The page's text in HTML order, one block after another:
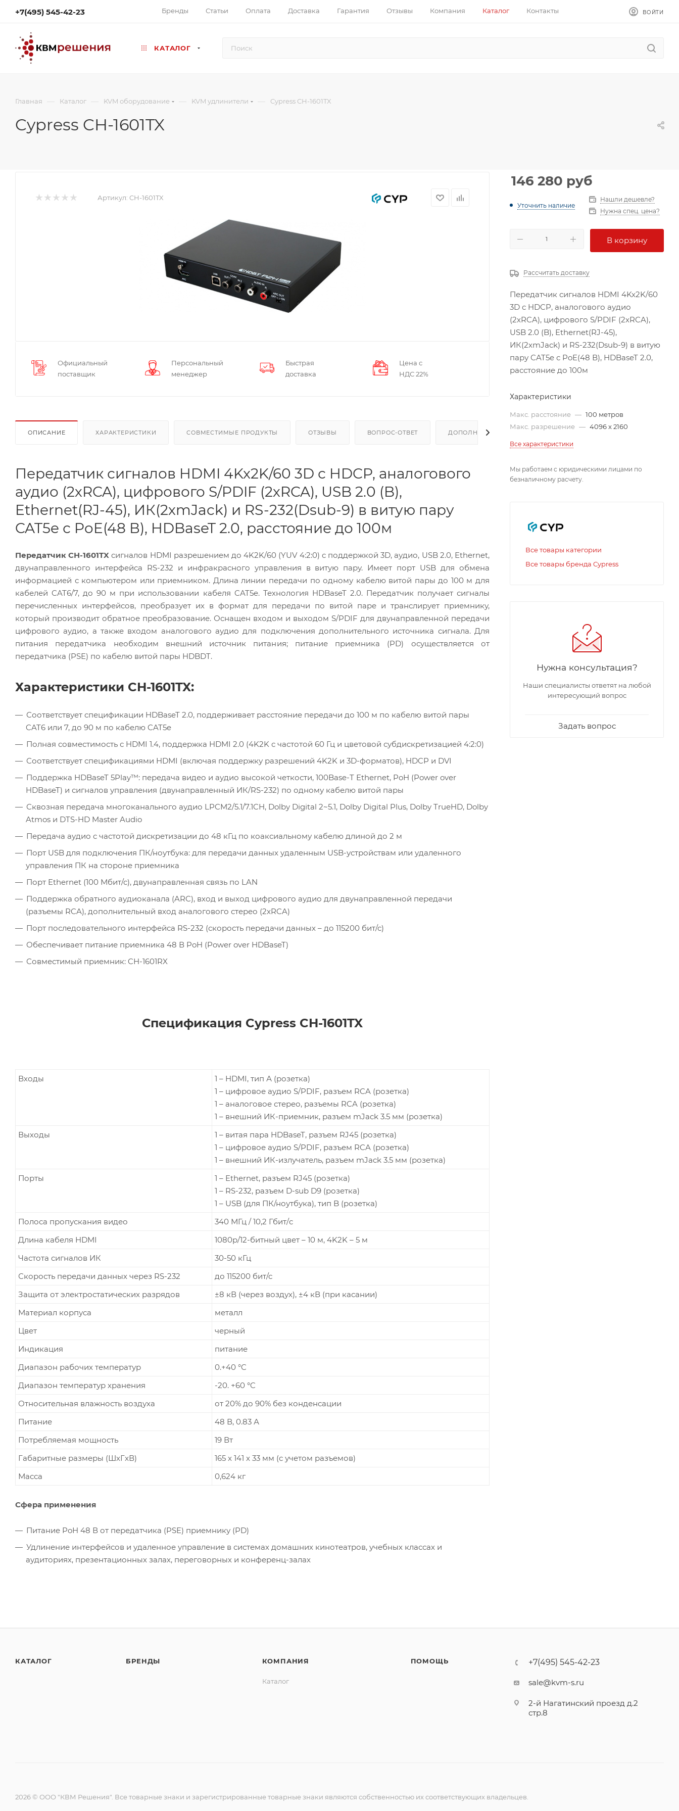
+7(495) 545-42-23 Бренды Статьи Оплата Доставка Гарантия Отзывы Компания Каталог Контакты ВОЙТИ
КАТАЛОГ
Главная — Каталог — KVM оборудование — KVM удлинители — Cypress CH-1601TX
Cypress CH-1601TX
Артикул: CH-1601TX
Официальный
поставщик
Персональный
менеджер
Быстрая
доставка
Цена с
НДС 22%
ОПИСАНИЕ ХАРАКТЕРИСТИКИ СОВМЕСТИМЫЕ ПРОДУКТЫ ОТЗЫВЫ ВОПРОС-ОТВЕТ ДОПОЛНИТЕЛЬНО
Передатчик сигналов HDMI 4Kx2K/60 3D с HDCP, аналогового
аудио (2хRCA), цифрового S/PDIF (2хRCA), USB 2.0 (B),
Ethernet(RJ-45), ИК(2хmJack) и RS-232(Dsub-9) в витую пару
CAT5e с PoE(48 В), HDBaseT 2.0, расстояние до 100м
Передатчик CH-1601TX сигналов HDMI разрешением до 4K2K/60 (YUV 4:2:0) с поддержкой 3D, аудио, USB 2.0, Ethernet,
двунаправленного интерфейса RS-232 и инфракрасного управления в витую пару. Имеет порт USB для обмена
информацией с компьютером или приемником. Длина линии передачи по одному кабелю витой пары до 100 м для
кабелей CAT6/7, до 90 м при использовании кабеля CAT5e. Технология HDBaseT 2.0. Передатчик получает сигналы
перечисленных интерфейсов, преобразует их в формат для передачи по витой паре и транслирует приемнику,
который производит обратное преобразование. Оснащен входом и выходом S/PDIF для двунаправленной передачи
цифрового аудио, а также входом аналогового аудио для подключения дополнительного источника сигнала. Для
питания передатчика необходим внешний источник питания; питание приемника (PD) осуществляется от
передатчика (PSE) по кабелю витой пары HDBDT.
Характеристики CH-1601TX:
Соответствует спецификации HDBaseT 2.0, поддерживает расстояние передачи до 100 м по кабелю витой пары
CAT6 или 7, до 90 м по кабелю CAT5e
Полная совместимость с HDMI 1.4, поддержка HDMI 2.0 (4K2K с частотой 60 Гц и цветовой субдискретизацией 4:2:0)
Соответствует спецификациями HDMI (включая поддержку разрешений 4K2K и 3D-форматов), HDCP и DVI
Поддержка HDBaseT 5Play™: передача видео и аудио высокой четкости, 100Base-T Ethernet, PoH (Power over
HDBaseT) и сигналов управления (двунаправленный ИК/RS-232) по одному кабелю витой пары
Сквозная передача многоканального аудио LPCM2/5.1/7.1CH, Dolby Digital 2~5.1, Dolby Digital Plus, Dolby TrueHD, Dolby
Atmos и DTS-HD Master Audio
Передача аудио с частотой дискретизации до 48 кГц по коаксиальному кабелю длиной до 2 м
Порт USB для подключения ПК/ноутбука: для передачи данных удаленным USB-устройствам или удаленного
управления ПК на стороне приемника
Порт Ethernet (100 Мбит/с), двунаправленная связь по LAN
Поддержка обратного аудиоканала (ARC), вход и выход цифрового аудио для двунаправленной передачи
(разъемы RCA), дополнительный вход аналогового стерео (2xRCA)
Порт последовательного интерфейса RS-232 (скорость передачи данных – до 115200 бит/с)
Обеспечивает питание приемника 48 В PoH (Power over HDBaseT)
Совместимый приемник: CH-1601RX
Спецификация Cypress CH-1601TX
Входы
1 – HDMI, тип А (розетка)
1 – цифровое аудио S/PDIF, разъем RCA (розетка)
1 – аналоговое стерео, разъемы RCA (розетка)
1 – внешний ИК-приемник, разъем mJack 3.5 мм (розетка)
Выходы
1 – витая пара HDBaseT, разъем RJ45 (розетка)
1 – цифровое аудио S/PDIF, разъем RCA (розетка)
1 – внешний ИК-излучатель, разъем mJack 3.5 мм (розетка)
Порты
1 – Ethernet, разъем RJ45 (розетка)
1 – RS-232, разъем D-sub D9 (розетка)
1 – USB (для ПК/ноутбука), тип B (розетка)
Полоса пропускания видео
340 МГц / 10,2 Гбит/c
Длина кабеля HDMI
1080p/12-битный цвет – 10 м, 4K2K – 5 м
Частота сигналов ИК
30-50 кГц
Скорость передачи данных через RS-232
до 115200 бит/с
Защита от электростатических разрядов
±8 кВ (через воздух), ±4 кВ (при касании)
Материал корпуса
металл
Цвет
черный
Индикация
питание
Диапазон рабочих температур
0.+40 °C
Диапазон температур хранения
-20. +60 °C
Относительная влажность воздуха
от 20% до 90% без конденсации
Питание
48 В, 0.83 А
Потребляемая мощность
19 Вт
Габаритные размеры (ШxГxВ)
165 x 141 x 33 мм (с учетом разъемов)
Масса
0,624 кг
Сфера применения
Питание PoH 48 В от передатчика (PSE) приемнику (PD)
Удлинение интерфейсов и удаленное управление в системах домашних кинотеатров, учебных классах и
аудиториях, презентационных залах, переговорных и конференц-залах
146 280 руб
Уточнить наличие
Нашли дешевле?
Нужна спец. цена?
В корзину
Рассчитать доставку
Передатчик сигналов HDMI 4Kx2K/60
3D с HDCP, аналогового аудио
(2хRCA), цифрового S/PDIF (2хRCA),
USB 2.0 (B), Ethernet(RJ-45),
ИК(2хmJack) и RS-232(Dsub-9) в витую
пару CAT5e с PoE(48 В), HDBaseT 2.0,
расстояние до 100м
Характеристики
Макс. расстояние — 100 метров
Макс. разрешение — 4096 x 2160
Все характеристики
Мы работаем с юридическими лицами по
безналичному расчету.
Все товары категории
Все товары бренда Cypress
Нужна консультация?
Наши специалисты ответят на любой
интересующий вопрос
Задать вопрос
КАТАЛОГ БРЕНДЫ КОМПАНИЯ
Каталог
ПОМОЩЬ +7(495) 545-42-23
sale@kvm-s.ru
2-й Нагатинский проезд д.2
стр.8
2026 © ООО "КВМ Решения". Все товарные знаки и зарегистрированные товарные знаки являются собственностью их соответствующих владельцев.